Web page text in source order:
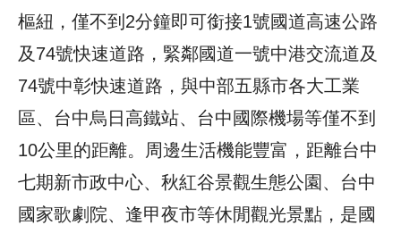
樞紐，僅不到2分鐘即可銜接1號國道高速公路
及74號快速道路，緊鄰國道一號中港交流道及
74號中彰快速道路，與中部五縣市各大工業
區、台中烏日高鐵站、台中國際機場等僅不到
10公里的距離。周邊生活機能豐富，距離台中
七期新市政中心、秋紅谷景觀生態公園、台中
國家歌劇院、逢甲夜市等休閒觀光景點，是國